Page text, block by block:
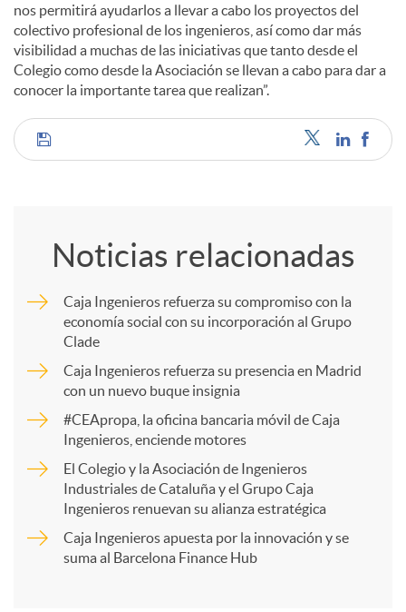
nos permitirá ayudarlos a llevar a cabo los proyectos del
colectivo profesional de los ingenieros, así como dar más
visibilidad a muchas de las iniciativas que tanto desde el
Colegio como desde la Asociación se llevan a cabo para dar a
conocer la importante tarea que realizan”.
C
m
r
Noticias relacionadas
Caja Ingenieros refuerza su compromiso con la
economía social con su incorporación al Grupo
Clade
Caja Ingenieros refuerza su presencia en Madrid
con un nuevo buque insignia
#CEApropa, la oficina bancaria móvil de Caja
Ingenieros, enciende motores
El Colegio y la Asociación de Ingenieros
Industriales de Cataluña y el Grupo Caja
Ingenieros renuevan su alianza estratégica
Caja Ingenieros apuesta por la innovación y se
suma al Barcelona Finance Hub